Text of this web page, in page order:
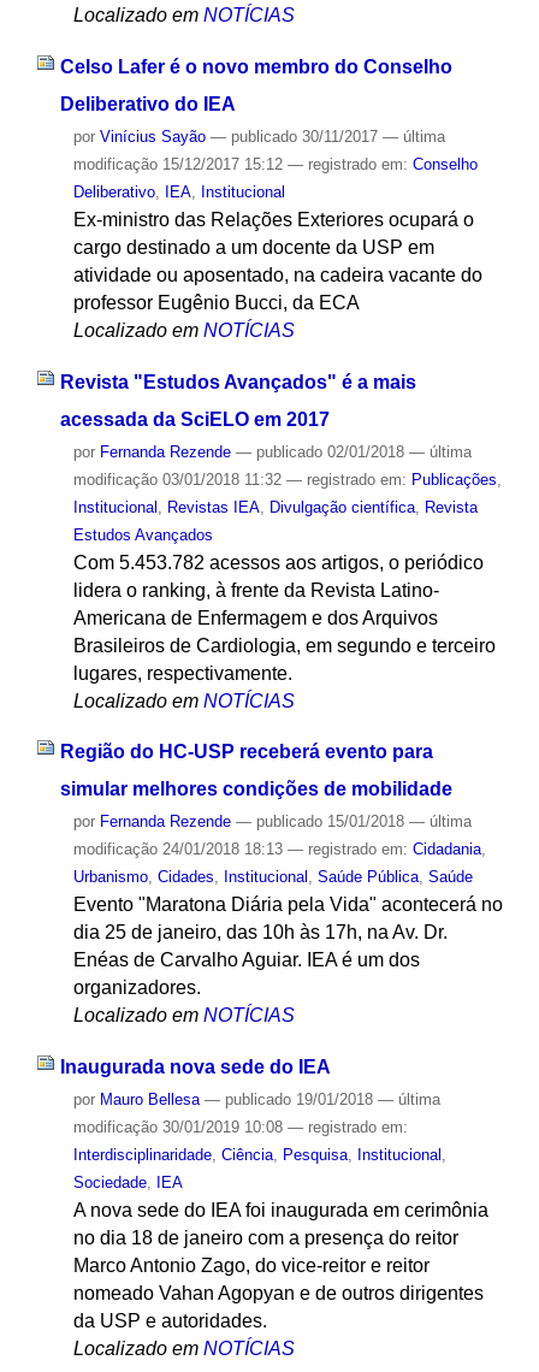
Localizado em NOTÍCIAS
Celso Lafer é o novo membro do Conselho
Deliberativo do IEA
por Vinícius Sayão — publicado30/11/2017 — última
modificação15/12/2017 15:12 — registrado em: Conselho
Deliberativo, IEA, Institucional
Ex-ministro das Relações Exteriores ocupará o
cargo destinado a um docente da USP em
atividade ou aposentado, na cadeira vacante do
professor Eugênio Bucci, da ECA
Localizado em NOTÍCIAS
Revista "Estudos Avançados" é a mais
acessada da SciELO em 2017
por Fernanda Rezende — publicado02/01/2018 — última
modificação03/01/2018 11:32 — registrado em: Publicações
Institucional
Revistas IEA, Divulgação científica, Revista
Estudos Avançados
Com 5.453.782 acessos aos artigos, o periódico
lidera o ranking, à frente da Revista Latino-
Americana de Enfermagem e dos Arquivos
Brasileiros de Cardiologia, em segundo e terceiro
lugares, respectivamente.
Localizado em NOTÍCIAS
Região do HC-USP receberá evento para
simular melhores condições de mobilidade
por Fernanda Rezende — publicado15/01/2018 — última
modificação24/01/2018 18:13 — registrado em: Cidadania,
Urbanismo, Cidades, Institucional , Saúde Pública, Saúde
Evento "Maratona Diária pela Vida" acontecerá no
dia 25 de janeiro, das 10h às 17h, na Av. Dr.
Enéas de Carvalho Aguiar. IEA é um dos
organizadores.
Localizado em NOTÍCIAS
Inaugurada nova sede do IEA
por Mauro Bellesa — publicado19/01/2018 — última
modificação30/01/2019 10:08 — registrado em:
Interdisciplinaridade, Ciência, Pesquisa, Institucional ,
Sociedade, IEA
A nova sede do IEA foi inaugurada em cerimônia
no dia 18 de janeiro com a presença do reitor
Marco Antonio Zago, do vice-reitor e reitor
nomeado Vahan Agopyan e de outros dirigentes
da USP e autoridades.
Localizado em NOTÍCIAS